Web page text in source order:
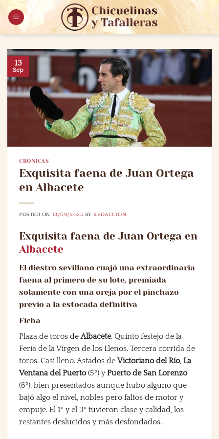
Saltar
contenido
13
Sep
CRÓNICAS
Exquisita faena de Juan Ortega
en Albacete
POSTED ON 13/09/2025 BYREDACCIÓN
Exquisita faena de Juan Ortega en
Albacete
El diestro sevillano cuajó una extraordinaria
faena al primero de su lote, premiada
solamente con una oreja por el pinchazo
previo a la estocada definitiva
Ficha
Plaza de toros deAlbacete. Quinto festejo de la
Feria de la Virgen de los Llenos. Tercera corrida de
toros. Casi lleno. Astados deVictoriano del Río, La
Ventana del Puerto(5º) y Puerto de San Lorenzo
(6º), bien presentados aunque hubo alguno que
bajó algo el nivel, nobles pero faltos de motor y
empuje. El 1º y el 3º tuvieron clase y calidad, los
restantes deslucidos y más desfondados.